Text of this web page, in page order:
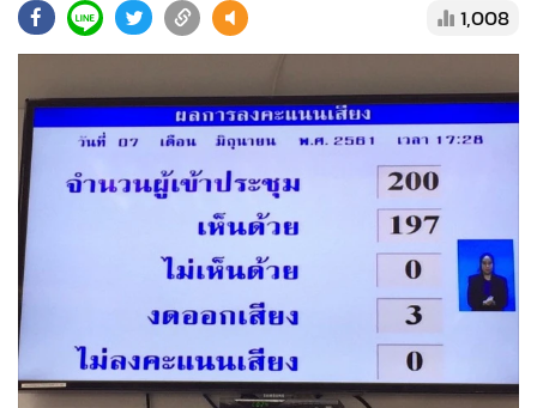
• Good health & Well-being
• Green Innovation & SD
• Management & HR
• MGR Live
•
Infographic
•
•
•
•
•
Special Scoop
• เศรษฐกิจ-ธุรกิจ
1,008